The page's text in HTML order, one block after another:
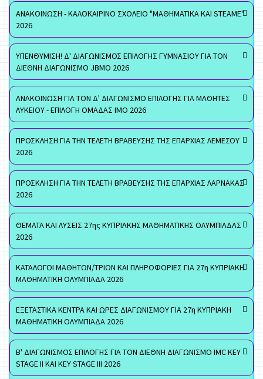
ΑΝΑΚΟΙΝΩΣΗ - ΚΑΛΟΚΑΙΡΙΝΟ ΣΧΟΛΕΙΟ "ΜΑΘΗΜΑΤΙΚΑ ΚΑΙ STEAME"
2026
ΥΠΕΝΘΥΜΙΣΗ! Δ' ΔΙΑΓΩΝΙΣΜΟΣ ΕΠΙΛΟΓΗΣ ΓΥΜΝΑΣΙΟΥ ΓΙΑ ΤΟΝ
ΔΙΕΘΝΗ ΔΙΑΓΩΝΙΣΜΟ JBMO 2026
ΑΝΑΚΟΙΝΩΣΗ ΓΙΑ ΤΟΝ Δ' ΔΙΑΓΩΝΙΣΜΟ ΕΠΙΛΟΓΗΣ ΓΙΑ ΜΑΘΗΤΕΣ
ΛΥΚΕΙΟΥ - ΕΠΙΛΟΓΗ ΟΜΑΔΑΣ ΙΜΟ 2026
ΠΡΟΣΚΛΗΣΗ ΓΙΑ ΤΗΝ ΤΕΛΕΤΗ ΒΡΑΒΕΥΣΗΣ ΤΗΣ ΕΠΑΡΧΙΑΣ ΛΕΜΕΣΟΥ
2026
ΠΡΟΣΚΛΗΣΗ ΓΙΑ ΤΗΝ ΤΕΛΕΤΗ ΒΡΑΒΕΥΣΗΣ ΤΗΣ ΕΠΑΡΧΙΑΣ ΛΑΡΝΑΚΑΣ
2026
ΘΕΜΑΤΑ ΚΑΙ ΛΥΣΕΙΣ 27ης ΚΥΠΡΙΑΚΗΣ ΜΑΘΗΜΑΤΙΚΗΣ ΟΛΥΜΠΙΑΔΑΣ
2026
ΚΑΤΑΛΟΓΟΙ ΜΑΘΗΤΩΝ/ΤΡΙΩΝ ΚΑΙ ΠΛΗΡΟΦΟΡΙΕΣ ΓΙΑ 27η ΚΥΠΡΙΑΚΗ
ΜΑΘΗΜΑΤΙΚΗ ΟΛΥΜΠΙΑΔΑ 2026
ΕΞΕΤΑΣΤΙΚΑ ΚΕΝΤΡΑ ΚΑΙ ΩΡΕΣ ΔΙΑΓΩΝΙΣΜΟΥ ΓΙΑ 27η ΚΥΠΡΙΑΚΗ
ΜΑΘΗΜΑΤΙΚΗ ΟΛΥΜΠΙΑΔΑ 2026
Β' ΔΙΑΓΩΝΙΣΜΟΣ ΕΠΙΛΟΓΗΣ ΓΙΑ ΤΟΝ ΔΙΕΘΝΗ ΔΙΑΓΩΝΙΣΜΟ IMC KEY
STAGE II ΚΑΙ KEY STAGE III 2026